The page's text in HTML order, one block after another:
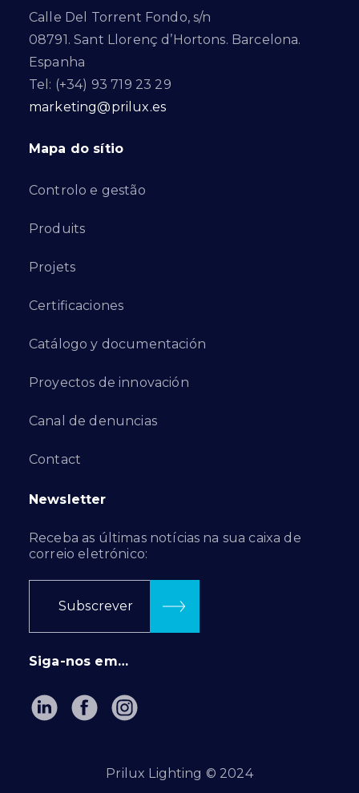
Calle Del Torrent Fondo, s/n
08791. Sant Llorenç d’Hortons. Barcelona.
Espanha
Tel: (+34) 93 719 23 29
marketing@prilux.es
Mapa do sítio
Controlo e gestão
Produits
Projets
Certificaciones
Catálogo y documentación
Proyectos de innovación
Canal de denuncias
Contact
Newsletter
Receba as últimas notícias na sua caixa de
correio eletrónico:
Subscrever
Siga-nos em…
Prilux Lighting © 2024